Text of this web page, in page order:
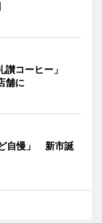
讃コーヒー」
舗に
自慢」 新市誕